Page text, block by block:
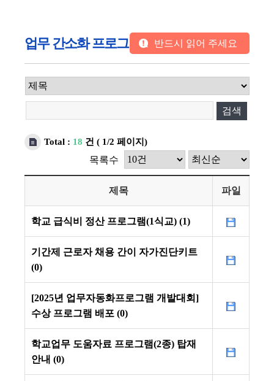
업무 간소화 프로그램 반드시 읽어 주세요
검색
Total : 18 건 ( 1/2 페이지)
목록수
제목 파일
학교 급식비 정산 프로그램(1식교) (1)
기간제 근로자 채용 간이 자가진단키트
(0)
[2025년 업무자동화프로그램 개발대회]
수상 프로그램 배포 (0)
학교업무 도움자료 프로그램(2종) 탑재
안내 (0)